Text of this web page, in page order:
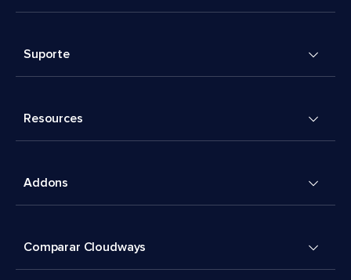
Suporte
Resources
Addons
Comparar Cloudways